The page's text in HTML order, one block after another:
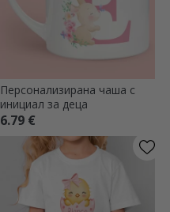
Персонализирана чаша с
инициал за деца
6.79 €